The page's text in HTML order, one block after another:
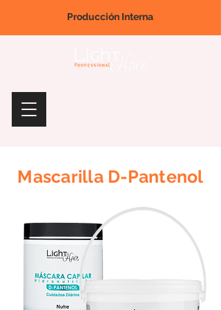
Producción Interna
Mascarilla D-Pantenol